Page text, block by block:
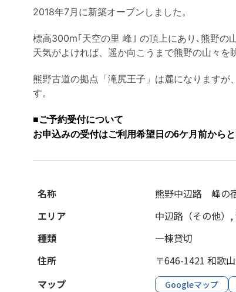
2018年7月に新築オープンしました。
標高300m｢天空の里 峰｣ の頂上にあり､熊野の
天気がよければ、遥か向こうまで熊野の山々を
熊野古道の拠点「滝尻王子」は麓になります
す。
■ご予約受付について
お申込みの受付はご利用希望日の6ケ月前からと
名称
熊野中辺路 峰の
エリア
中辺路（その他）,
種類
一棟貸切
住所
〒646-1421 和歌
マップ
Googleマップ